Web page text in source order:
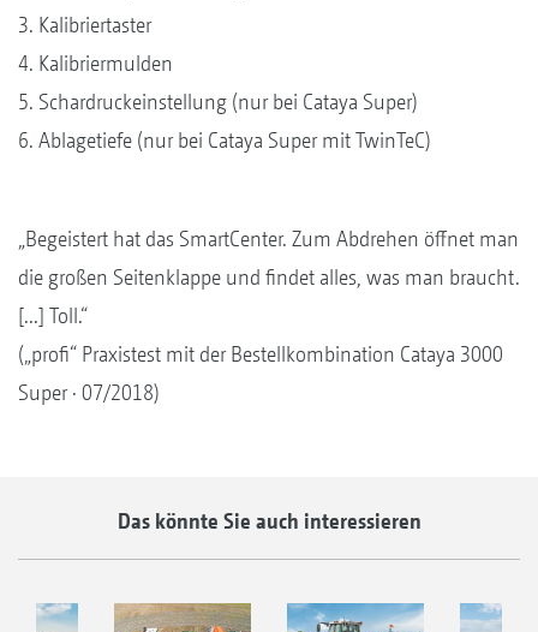
3. Kalibriertaster
4. Kalibriermulden
5. Schardruckeinstellung (nur bei Cataya Super)
6. Ablagetiefe (nur bei Cataya Super mit TwinTeC)
„Begeistert hat das SmartCenter. Zum Abdrehen öffnet man
die großen Seitenklappe und findet alles, was man braucht.
[...] Toll.“
(„profi“ Praxistest mit der Bestellkombination Cataya 3000
Super · 07/2018)
Das könnte Sie auch interessieren